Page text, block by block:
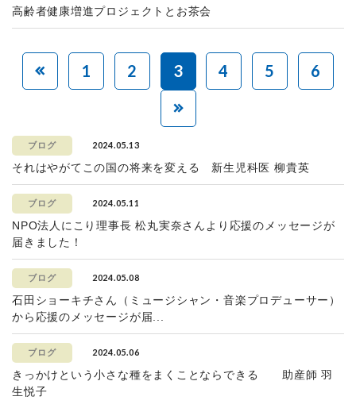
高齢者健康増進プロジェクトとお茶会
1 2 3 4 5 6
ブログ 2024.05.13
それはやがてこの国の将来を変える 新生児科医 柳貴英
ブログ 2024.05.11
NPO法人にこり理事長 松丸実奈さんより応援のメッセージが
届きました！
ブログ 2024.05.08
石田ショーキチさん（ミュージシャン・音楽プロデューサー）
から応援のメッセージが届...
ブログ 2024.05.06
きっかけという小さな種をまくことならできる 助産師 羽
生悦子